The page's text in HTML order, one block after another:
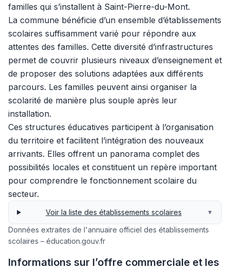
familles qui s’installent à Saint-Pierre-du-Mont.
La commune bénéficie d’un ensemble d’établissements
scolaires suffisamment varié pour répondre aux
attentes des familles. Cette diversité d’infrastructures
permet de couvrir plusieurs niveaux d’enseignement et
de proposer des solutions adaptées aux différents
parcours. Les familles peuvent ainsi organiser la
scolarité de manière plus souple après leur
installation.
Ces structures éducatives participent à l’organisation
du territoire et facilitent l’intégration des nouveaux
arrivants. Elles offrent un panorama complet des
possibilités locales et constituent un repère important
pour comprendre le fonctionnement scolaire du
secteur.
Voir la liste des établissements scolaires ▼
Données extraites de l'annuaire officiel des établissements
scolaires – éducation.gouv.fr
Informations sur l’offre commerciale et les